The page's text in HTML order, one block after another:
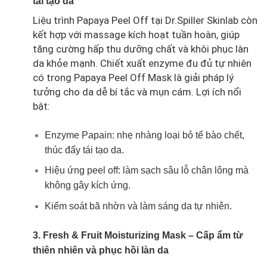
Liệu trình Papaya Peel Off tại Dr.Spiller Skinlab còn
kết hợp với massage kích hoạt tuần hoàn, giúp
tăng cường hấp thu dưỡng chất và khôi phục làn
da khỏe mạnh. Chiết xuất enzyme đu đủ tự nhiên
có trong Papaya Peel Off Mask là giải pháp lý
tưởng cho da dễ bí tắc và mụn cám. Lợi ích nổi
bật:
Enzyme Papain: nhẹ nhàng loại bỏ tế bào chết,
thúc đẩy tái tạo da.
Hiệu ứng peel off: làm sạch sâu lỗ chân lông mà
không gây kích ứng.
Kiểm soát bã nhờn và làm sáng da tự nhiên.
3. Fresh & Fruit Moisturizing Mask – Cấp ẩm từ
thiên nhiên và phục hồi làn da